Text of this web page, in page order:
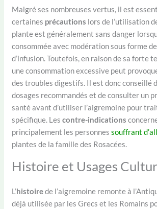
Malgré ses nombreuses vertus, il est
certaines précautions lors de l’utilisation
plante est généralement sans danger
consommée avec modération sous forme
d’infusion. Toutefois, en raison de sa forte
une consommation excessive peut
des troubles digestifs. Il est donc conseillé
dosages recommandés et de consulter un
santé avant d’utiliser l’aigremoine pour
spécifique. Lescontre-indications
principalement les personnessouffrant
plantes de la famille des Rosacées.
Histoire et Usages
L’histoirede l’aigremoine remonte à
déjà utilisée par les Grecs et les Romains